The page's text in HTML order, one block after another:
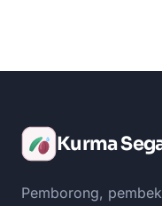
Kurma
Pemborong,